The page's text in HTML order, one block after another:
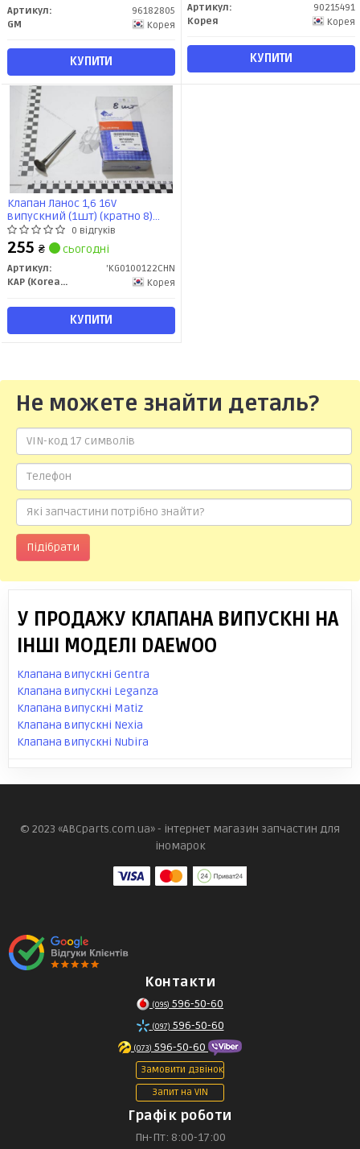
Артикул:
96182805
GM
Корея
КУПИТИ
Артикул:
90215491
Корея
Корея
КУПИТИ
Клапан Ланос 1,6 16V
випускний (1шт) (кратно 8)
(96182805) KG0100122CHN KAP-
CHN
0 відгуків
255 ₴ сьогодні
Артикул:
'KG0100122CHN
KAP (KoreaAutoParts)
Корея
КУПИТИ
Не можете знайти деталь?
Підібрати
У ПРОДАЖУ КЛАПАНА ВИПУСКНІ НА
ІНШІ МОДЕЛІ DAEWOO
Клапана випускні Gentra
Клапана випускні Leganza
Клапана випускні Matiz
Клапана випускні Nexia
Клапана випускні Nubira
© 2023 «ABCparts.com.ua» - інтернет магазин запчастин для
іномарок
Контакти
(095) 596-50-60
(097) 596-50-60
(073) 596-50-60
Замовити дзвінок
Запит на VIN
Графік роботи
Пн-Пт: 8:00-17:00